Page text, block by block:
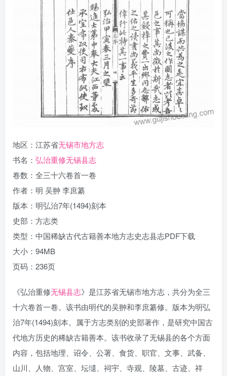
地区：江苏省无锡市地方志
书名： 弘治重修无锡县志
卷数：全三十六卷首一卷
作者：明 吴翀 李庶纂
版本：明弘治7年(1494)刻本
史部：方志类
类型：中国稀缺古代古籍善本地方志史志县志PDF下载
大小：94MB
页码：236页
《弘治重修无锡县志》是江苏省无锡市地方志，共分为全三
十六卷首一卷。该书由明代的吴翀和李庶纂修。版本为明弘
治7年(1494)刻本。属于方志类别的史部著作，是研究中国古
代地方历史的稀缺古籍善本。该书收录了无锡县的各个方面
内容，包括地理、诏令、公署、食货、职官、文事、武备、
山川、人物、宫室、坛壝、祠宇、寺观、陵墓、古迹、祥